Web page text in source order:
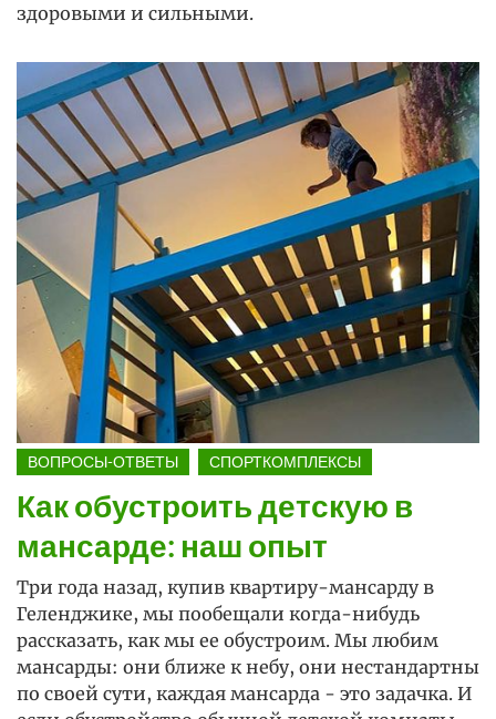
здоровыми и сильными.
ВОПРОСЫ-ОТВЕТЫ СПОРТКОМПЛЕКСЫ
Как обустроить детскую в
мансарде: наш опыт
Три года назад, купив квартиру-мансарду в
Геленджике, мы пообещали когда-нибудь
рассказать, как мы ее обустроим. Мы любим
мансарды: они ближе к небу, они нестандартны
по своей сути, каждая мансарда - это задачка. И